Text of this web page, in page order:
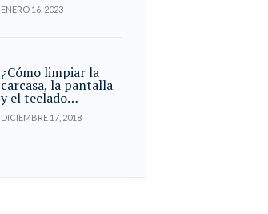
ENERO 16, 2023
¿Cómo limpiar la
carcasa, la pantalla
y el teclado…
DICIEMBRE 17, 2018